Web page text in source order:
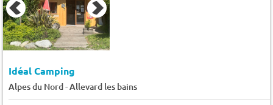
Idéal Camping
Alpes du Nord-Allevard les bains